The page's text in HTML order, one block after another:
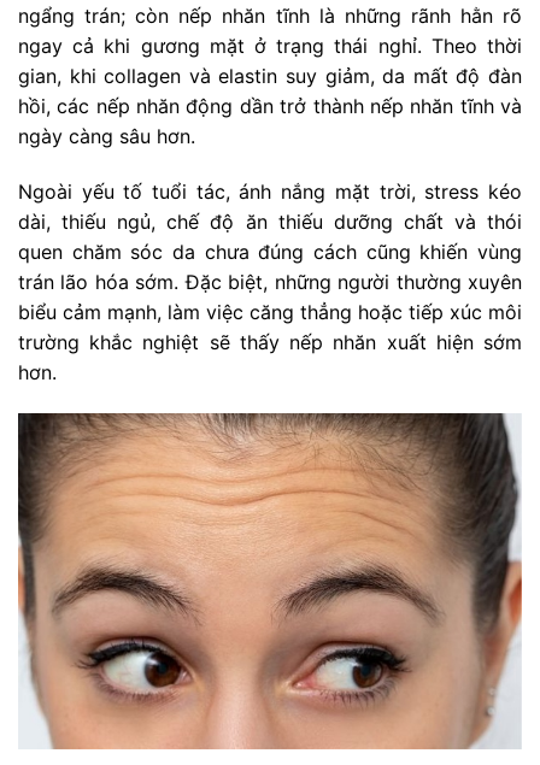
ngẩng trán; còn nếp nhăn tĩnh là những rãnh hằn rõ
ngay cả khi gương mặt ở trạng thái nghỉ. Theo thời
gian, khi collagen và elastin suy giảm, da mất độ đàn
hồi, các nếp nhăn động dần trở thành nếp nhăn tĩnh và
ngày càng sâu hơn.
Ngoài yếu tố tuổi tác, ánh nắng mặt trời, stress kéo
dài, thiếu ngủ, chế độ ăn thiếu dưỡng chất và thói
quen chăm sóc da chưa đúng cách cũng khiến vùng
trán lão hóa sớm. Đặc biệt, những người thường xuyên
biểu cảm mạnh, làm việc căng thẳng hoặc tiếp xúc môi
trường khắc nghiệt sẽ thấy nếp nhăn xuất hiện sớm
hơn.